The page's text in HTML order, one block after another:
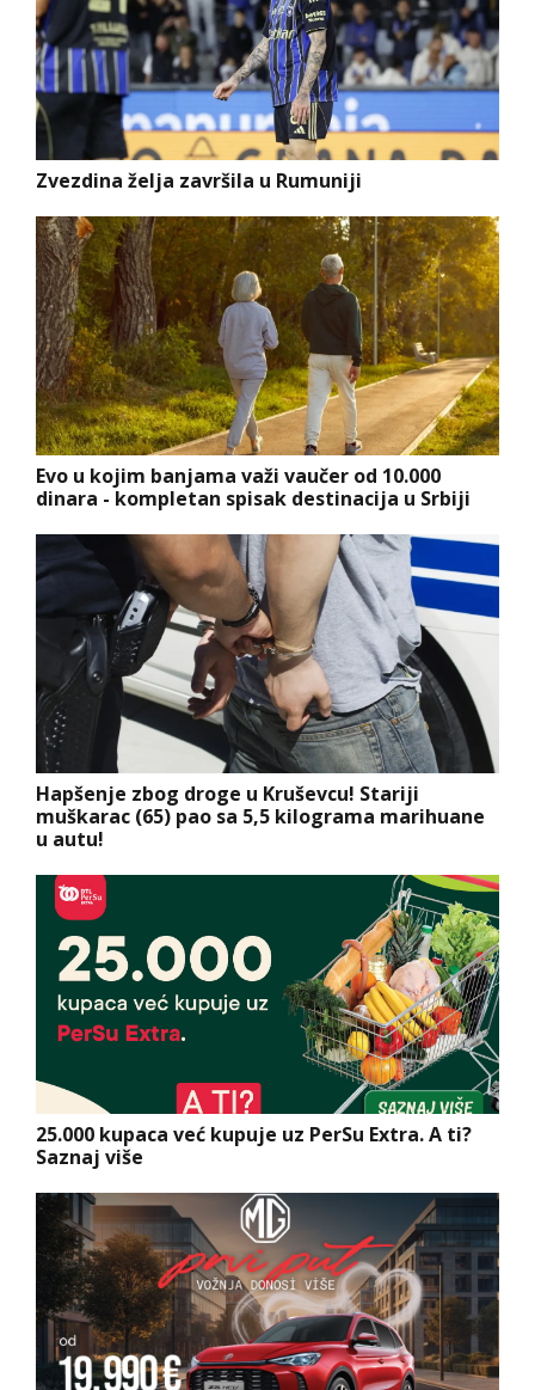
Zvezdina želja završila u Rumuniji
Evo u kojim banjama važi vaučer od 10.000
dinara - kompletan spisak destinacija u Srbiji
Hapšenje zbog droge u Kruševcu! Stariji
muškarac (65) pao sa 5,5 kilograma marihuane
u autu!
25.000 kupaca već kupuje uz PerSu Extra. A ti?
Saznaj više